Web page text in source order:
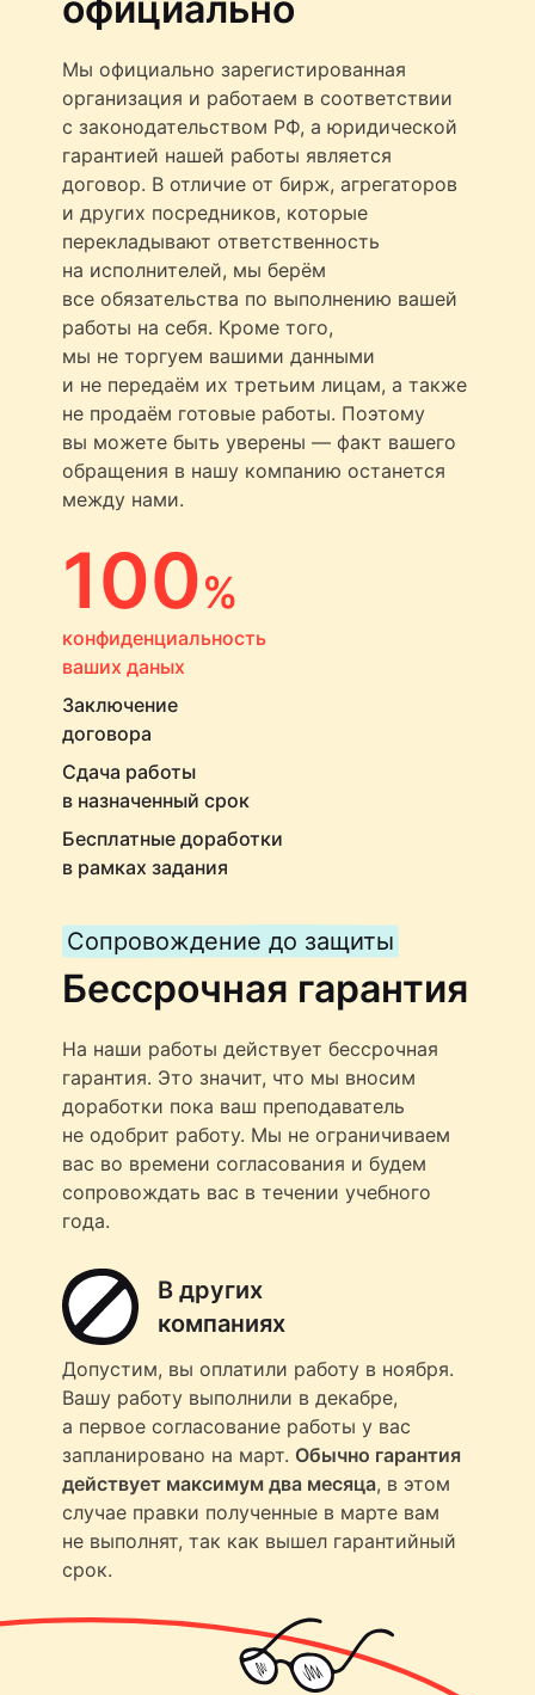
Мы официально зарегистированная
организация и работаем в соответствии
с законодательством РФ, а юридической
гарантией нашей работы является
договор. В отличие от бирж, агрегаторов
и других посредников, которые
перекладывают ответственность
на исполнителей, мы берём
все обязательства по выполнению вашей
работы на себя. Кроме того,
мы не торгуем вашими данными
и не передаём их третьим лицам, а также
не продаём готовые работы. Поэтому
вы можете быть уверены — факт вашего
обращения в нашу компанию останется
между нами.
100%
конфиденциальность
ваших даных
Заключение
договора
Сдача работы
в назначенный срок
Бесплатные доработки
в рамках задания
Сопровождение до защиты
Бессрочная гарантия
На наши работы действует бессрочная
гарантия. Это значит, что мы вносим
доработки пока ваш преподаватель
не одобрит работу. Мы не ограничиваем
вас во времени согласования и будем
сопровождать вас в течении учебного
года.
В других
компаниях
Допустим, вы оплатили работу в ноября.
Вашу работу выполнили в декабре,
а первое согласование работы у вас
запланировано на март. Обычно гарантия
действует максимум два месяца, в этом
случае правки полученные в марте вам
не выполнят, так как вышел гарантийный
срок.